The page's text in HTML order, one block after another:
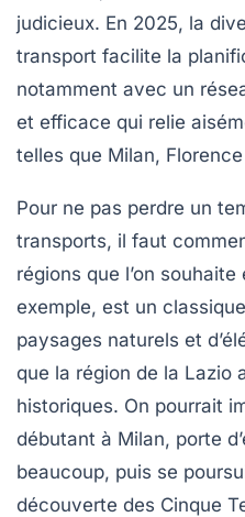
judicieux. En 2025, la
transport facilite la
notamment avec un
et efficace qui relie
telles que Milan,
Pour ne pas perdre un
transports, il faut
régions que l’on
exemple, est un
paysages naturels et
que la région de la Lazio
historiques. On pourrait
débutant à Milan, porte
beaucoup, puis se
découverte des Cinque